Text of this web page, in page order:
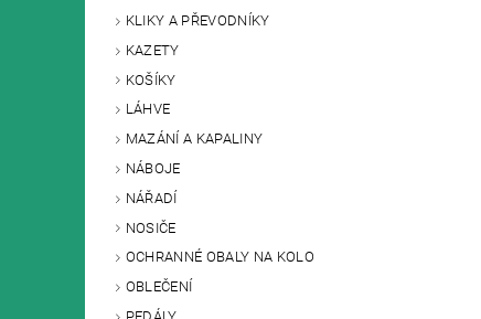
KLIKY A PŘEVODNÍKY
KAZETY
KOŠÍKY
LÁHVE
MAZÁNÍ A KAPALINY
NÁBOJE
NÁŘADÍ
NOSIČE
OCHRANNÉ OBALY NA KOLO
OBLEČENÍ